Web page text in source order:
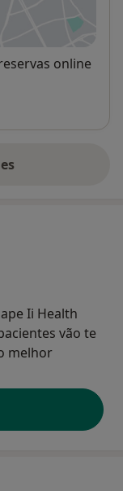
separador
online
Ii Health
vão te
melhor